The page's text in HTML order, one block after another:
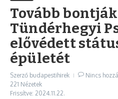
Tovább
Tündérhegyi
elővédett
épületét
Szerző budapestihirek Nincs
221 Nézetek
Frissítve: 2024.11.22.